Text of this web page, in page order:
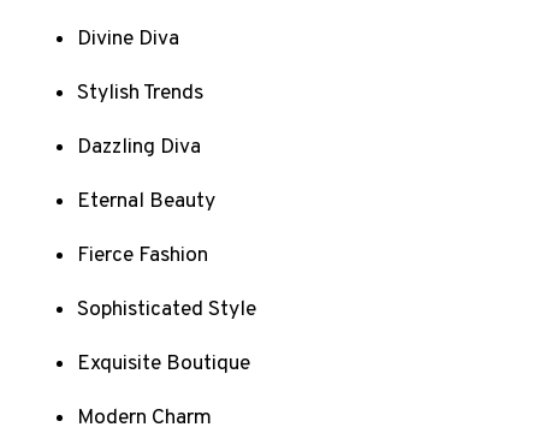
Divine Diva
Stylish Trends
Dazzling Diva
Eternal Beauty
Fierce Fashion
Sophisticated Style
Exquisite Boutique
Modern Charm